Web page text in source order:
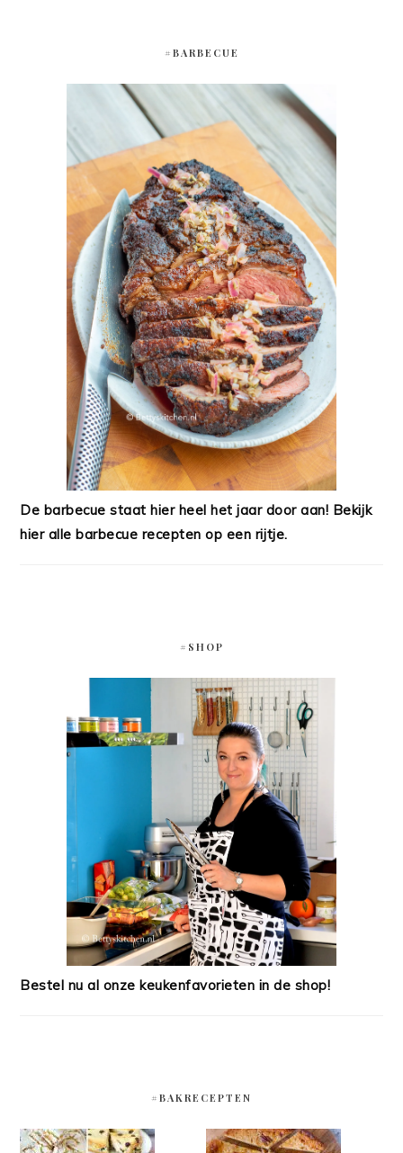
#BARBECUE
De barbecue staat hier heel het jaar door aan! Bekijk
hier alle barbecue recepten op een rijtje.
#SHOP
Bestel nu al onze keukenfavorieten in de shop!
#BAKRECEPTEN